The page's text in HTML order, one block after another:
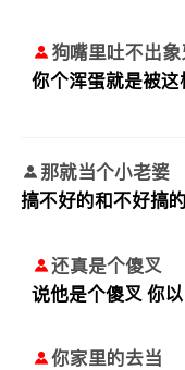
狗嘴里吐不出象
你个浑蛋就是被这
那就当个小老婆
搞不好的和不好搞
还真是个傻叉
说他是个傻叉 你
你家里的去当